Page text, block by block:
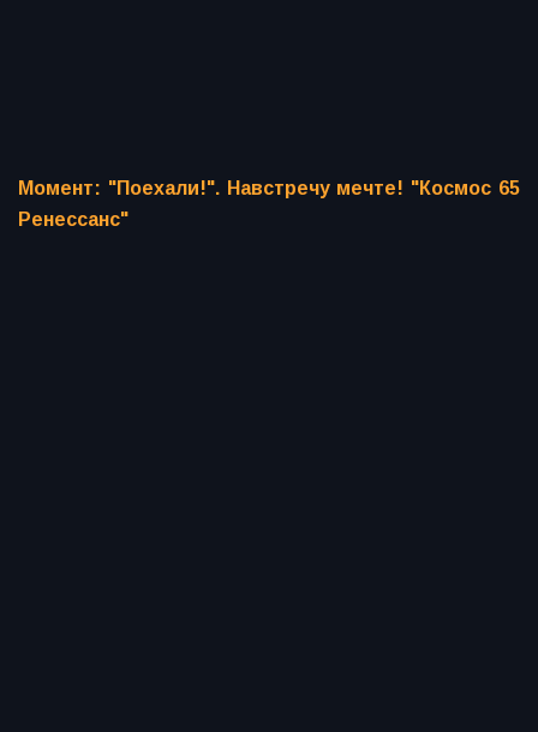
Момент: "Поехали!". Навстречу мечте! "Космос 65
Ренессанс"